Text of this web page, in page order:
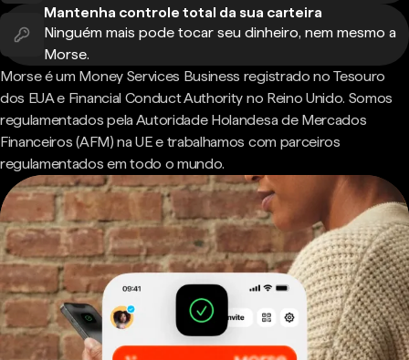
Mantenha controle total da sua carteira
Ninguém mais pode tocar seu dinheiro, nem mesmo a
Morse.
Morse é um Money Services Business registrado no Tesouro
dos EUA e Financial Conduct Authority no Reino Unido. Somos
regulamentados pela Autoridade Holandesa de Mercados
Financeiros (AFM) na UE e trabalhamos com parceiros
regulamentados em todo o mundo.